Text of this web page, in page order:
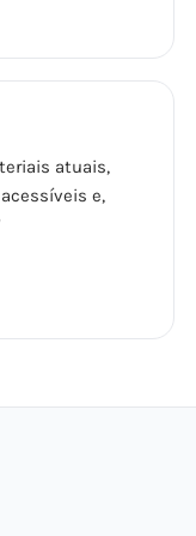
atuais,
e,